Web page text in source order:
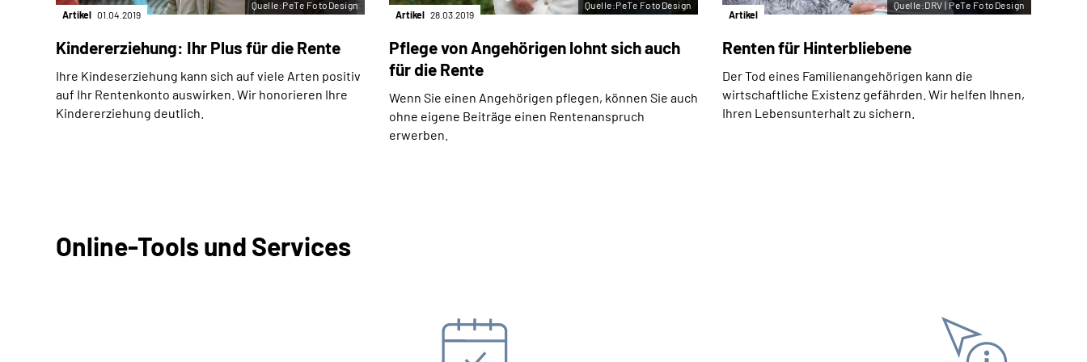
Artikel 01.04.2019
Kindererziehung: Ihr Plus für die Rente
Ihre Kindeserziehung kann sich auf viele Arten positiv
auf Ihr Rentenkonto auswirken. Wir honorieren Ihre
Kindererziehung deutlich.
Quelle:PeTe FotoDesign
Artikel 28.03.2019
Pflege von Angehörigen lohnt sich auch
für die Rente
Wenn Sie einen Angehörigen pflegen, können Sie auch
ohne eigene Beiträge einen Rentenanspruch
erwerben.
Quelle:PeTe FotoDesign
Artikel
Renten für Hinterbliebene
Der Tod eines Familienangehörigen kann die
wirtschaftliche Existenz gefährden. Wir helfen Ihnen,
Ihren Lebensunterhalt zu sichern.
Quelle:DRV | PeTe FotoDesign
Online-Tools und Services